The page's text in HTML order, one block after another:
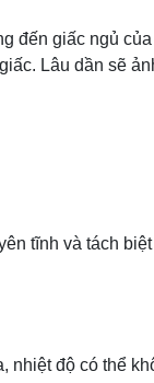
đến giấc ngủ
Lâu dần sẽ
tĩnh và tách
độ có thể